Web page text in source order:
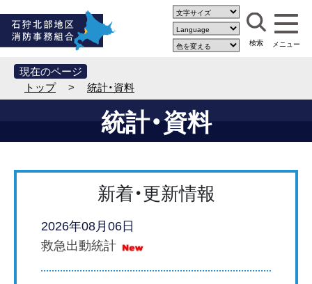
現在のページ
トップ
> 統計・資料
統計・資料
新着・更新情報
2026年08月06日
救急出動統計